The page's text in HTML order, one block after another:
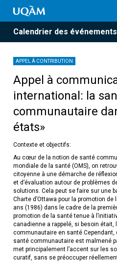
Calendrier des événements
APPEL À CONTRIBUTION
Appel à
international: la
communautaire
états»
Contexte et objectifs:
Au cœur de la notion de santé
mondiale de la santé (OMS), on
citoyenne à une démarche de
et d’évaluation autour de problèmes
solutions. Cela peut se faire sur une
Charte d’Ottawa pour la promotion
ans (1986) dans le cadre de la
promotion de la santé tenue à
canadienne a rappelé, si besoin était,
communautaire en santé.Cependant,
santé communautaire est malmené
met principalement l’accent sur les
curatif, sans se préoccuper